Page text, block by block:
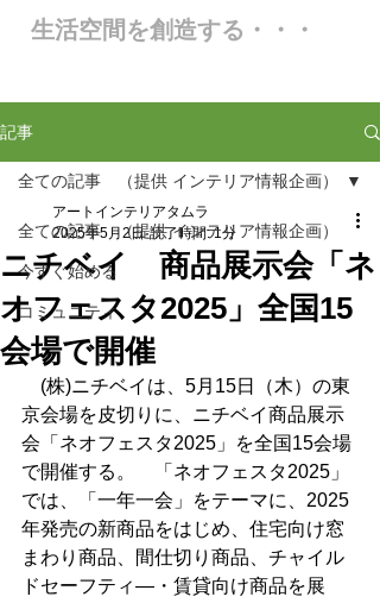
生活空間を創造する・・・
記事
全ての記事 （提供 インテリア情報企画）
今すぐ始める
コミュニティ
全ての記事 （提供 インテリア情報企画）
ニチベイ 商品展示会「ネ
オフェスタ2025」全国15
会場で開催
アートインテリアタムラ
2025年5月2日 読了時間: 1分
(株)ニチベイは、5月15日（木）の東
京会場を皮切りに、ニチベイ商品展示
会「ネオフェスタ2025」を全国15会場
で開催する。　「ネオフェスタ2025」
では、「一年一会」をテーマに、2025
年発売の新商品をはじめ、住宅向け窓
まわり商品、間仕切り商品、チャイル
ドセーフティ―・賃貸向け商品を展